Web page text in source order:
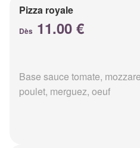
Pizza royale
Dès 11.00 €
Base sauce tomate,
poulet, merguez, oeuf